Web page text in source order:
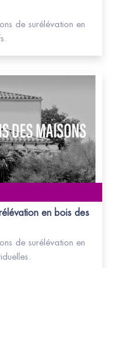
de surélévation en
en bois des
de surélévation en